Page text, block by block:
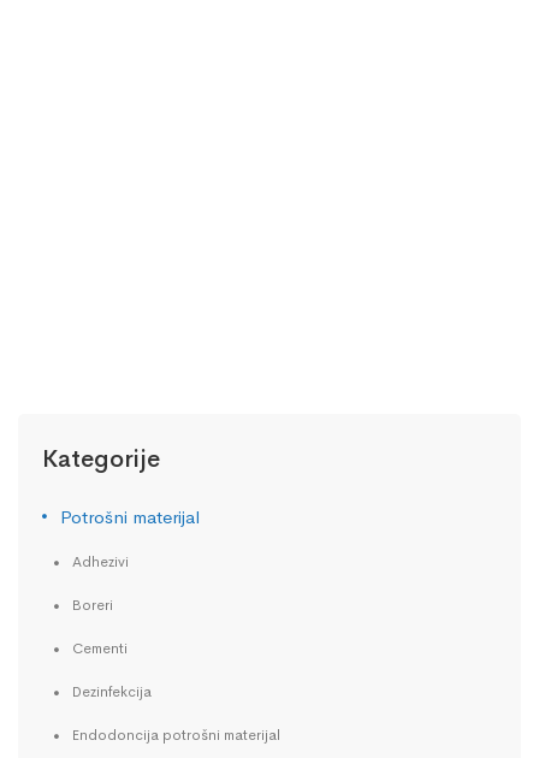
Kategorije
Potrošni materijal
Adhezivi
Boreri
Cementi
Dezinfekcija
Endodoncija potrošni materijal